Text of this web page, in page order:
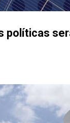
políticas